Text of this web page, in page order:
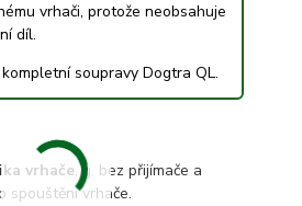
vrhači, protože neobsahuje
díl.
soupravy Dogtra QL.
vrhače, tj. bez přijímače a
spouštění vrhače.